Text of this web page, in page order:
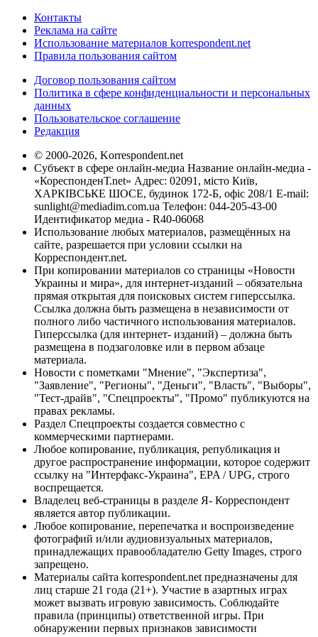
Контакты
Реклама на сайте
Использование материалов korrespondent.net
Правила пользования сайтом
Договор пользования сайтом
Политика в сфере конфиденциальности и персональных
данных
Пользовательское соглашение
Редакция
© 2000-2026, Korrespondent.net
Субъект в сфере онлайн-медиа Название онлайн-медиа -
«КореспонденТ.net» Адрес: 02091, місто Київ,
ХАРКІВСЬКЕ ШОСЕ, будинок 172-Б, офіс 208/1 E-mail:
sunlight@mediadim.com.ua Телефон: 044-205-43-00
Идентификатор медиа - R40-06068
Использование любых материалов, размещённых на
сайте, разрешается при условии ссылки на
Корреспондент.net.
При копировании материалов со страницы «Новости
Украины и мира», для интернет-изданий – обязательна
прямая открытая для поисковых систем гиперссылка.
Ссылка должна быть размещена в независимости от
полного либо частичного использования материалов.
Гиперссылка (для интернет- изданий) – должна быть
размещена в подзаголовке или в первом абзаце
материала.
Новости с пометками "Мнение", "Экспертиза",
"Заявление", "Регионы", "Деньги", "Власть", "Выборы",
"Тест-драйв", "Спецпроекты", "Промо" публикуются на
правах рекламы.
Раздел Спецпроекты создается совместно с
коммерческими партнерами.
Любое копирование, публикация, републикация и
другое распространение информации, которое содержит
ссылку на "Интерфакс-Украина", EPA / UPG, строго
воспрещается.
Владелец веб-страницы в разделе Я- Корреспондент
является автор публикации.
Любое копирование, перепечатка и воспроизведение
фотографий и/или аудиовизуальных материалов,
принадлежащих правообладателю Getty Images, строго
запрещено.
Материалы сайта korrespondent.net предназначены для
лиц старше 21 года (21+). Участие в азартных играх
может вызвать игровую зависимость. Соблюдайте
правила (принципы) ответственной игры. При
обнаружении первых признаков зависимости